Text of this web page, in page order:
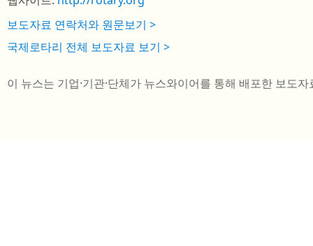
보도자료 연락처와 원문보기 >
국제로타리 전체 보도자료 보기 >
이 뉴스는 기업·기관·단체가 뉴스와이어를 통해 배포한 보도